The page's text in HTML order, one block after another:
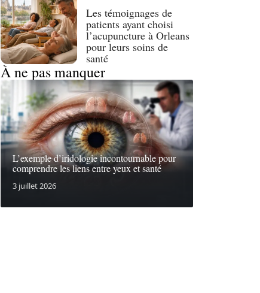
Les témoignages de
patients ayant choisi
l’acupuncture à Orleans
pour leurs soins de
santé
À ne pas manquer
L’exemple d’iridologie incontournable pour
comprendre les liens entre yeux et santé
3 juillet 2026